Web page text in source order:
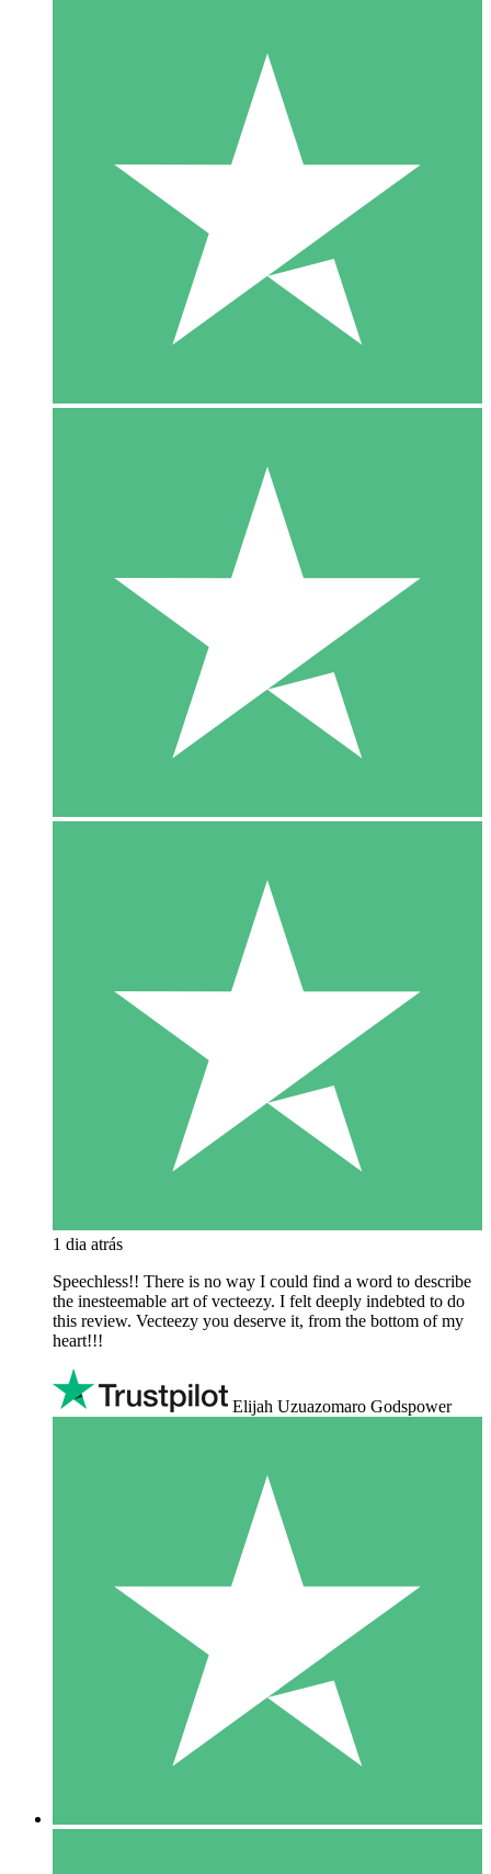
1 dia atrás
Speechless!! There is no way I could find a word to describe
the inesteemable art of vecteezy. I felt deeply indebted to do
this review. Vecteezy you deserve it, from the bottom of my
heart!!!
Elijah Uzuazomaro Godspower